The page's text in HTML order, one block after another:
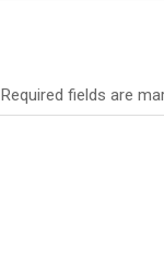
Required fields are